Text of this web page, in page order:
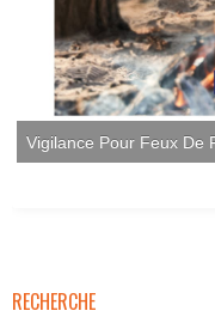
RECHERCHE